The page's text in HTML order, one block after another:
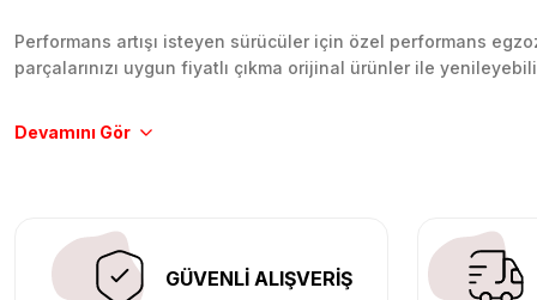
Performans artışı isteyen sürücüler için özel performans
parçalarınızı uygun fiyatlı çıkma orijinal ürünler ile
Tüm ürünlerimiz orijinal, dayanıklı ve uzun ömürlüdür.
GÜVENLİ ALIŞVERİŞ